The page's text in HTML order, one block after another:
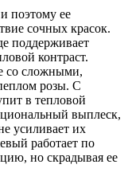
поэтому ее
сочных красок.
поддерживает
контраст.
со сложными,
розы. С
в тепловой
выплеск,
усиливает их
работает по
но скрадывая ее